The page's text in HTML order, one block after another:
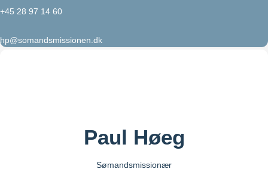
+45 28 97 14 60
hp@somandsmissionen.dk
Paul Høeg
Sømandsmissionær